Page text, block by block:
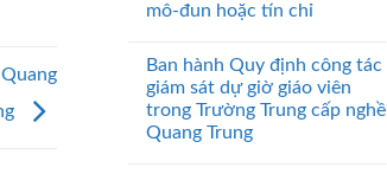
mô-đun hoặc tín chỉ
Ban hành Quy định công tác
giám sát dự giờ giáo viên
trong Trường Trung cấp nghề
Quang Trung